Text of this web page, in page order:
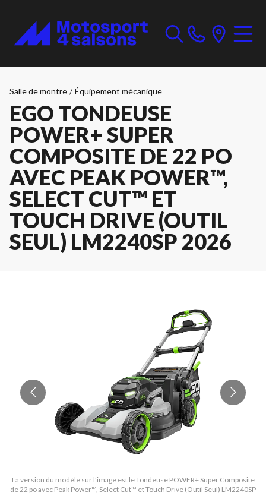
Salle de montre / Équipement mécanique
EGO TONDEUSE
POWER+ SUPER
COMPOSITE DE 22 PO
AVEC PEAK POWER™,
SELECT CUT™ ET
TOUCH DRIVE (OUTIL
SEUL) LM2240SP 2026
La version du modèle sur l'image est le Tondeuse POWER+ Super Composite
de 22 po avec Peak Power™, Select Cut™ et Touch Drive (Outil Seul) LM2240SP